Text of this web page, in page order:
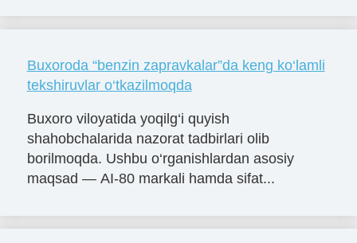
Buxoroda “benzin zapravkalar”da keng ko‘lamli
tekshiruvlar o‘tkazilmoqda
Buxoro viloyatida yoqilg‘i quyish
shahobchalarida nazorat tadbirlari olib
borilmoqda. Ushbu o‘rganishlardan asosiy
maqsad — AI-80 markali hamda sifat...